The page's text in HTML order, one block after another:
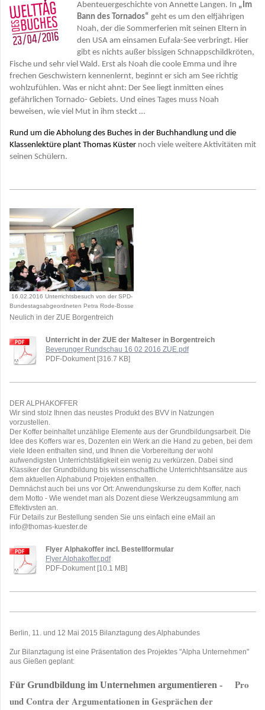
Abenteuergeschichte von Annette Langen. In „Im
Bann des Tornados“ geht es um den elfjährigen
Noah, der die Sommerferien mit seinen Eltern in
den USA am einsamen Eufala-See verbringt. Hier
gibt es nichts außer bissigen Schnappschildkröten,
Fische und sehr viel Wald. Erst als Noah die coole Emma und ihre
frechen Geschwistern kennenlernt, beginnt er sich am See richtig
wohlzufühlen. Was er nicht ahnt: Der See liegt inmitten eines
gefährlichen Tornado- Gebiets. Und eines Tages muss Noah
beweisen, wie viel Mut in ihm steckt …
Rund um die Abholung des Buches in der Buchhandlung und die
Klassenlektüre plant Thomas Küster noch viele weitere Aktivitäten mit
seinen Schülern.
16.02.2016 Unterrichtsbesuch von der SPD-
Bundestagsabgeordneten Petra Rode-Bosse
Neulich in der ZUE Borgentreich
Unterricht in der ZUE der Malteser in Borgentreich
Beverunger Rundschau 16 02 2016 ZUE.pdf
PDF-Dokument [316.7 KB]
DER ALPHAKOFFER
Wir sind stolz Ihnen das neustes Produkt des BVV in Natzungen
vorzustellen.
Der Koffer beinhaltet unzählige Elemente aus der Grundbildungsarbeit. Die
Idee des Koffers war es, Dozenten ein Werk an die Hand zu geben, bei dem
viele Ideen enthalten sind, und Ihnen die Vorbereitung der wohl
aufwendigsten Unterrichtstätigkeit ein wenig zu verkürzen. Dabei sind
Klassiker der Grundbildung bis wissenschaftliche Unterrichhtsansätze aus
dem aktuellen Alphabund Projekten enthalten.
Demnächst auch bei uns vor Ort: Anwendungskurse zu dem Koffer, nach
dem Motto - Wie wendet man als Dozent diese Werkzeugsammlung am
Effektivsten an.
Für Details zur Bestellung senden Sie uns einfach eine eMail an
info@thomas-kuester.de
Flyer Alphakoffer incl. Bestellformular
Flyer Alphakoffer.pdf
PDF-Dokument [10.1 MB]
Berlin, 11. und 12 Mai 2015 Bilanztagung des Alphabundes
Zur Bilanztagung ist eine Präsentation des Projektes "Alpha Unternehmen"
aus Gießen geplant:
Für Grundbildung im Unternehmen argumentieren -
Pro
und Contra der Argumentationen in Gesprächen der